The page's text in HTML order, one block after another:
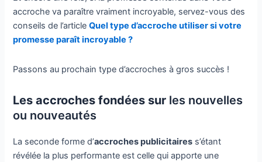
accroche va paraître vraiment incroyable, servez-vous des
conseils de l’articleQuel type d’accroche utiliser si votre
promesse paraît incroyable ?
Passons au prochain type d’accroches à gros succès !
Les accroches fondées sur les nouvelles
ou nouveautés
La seconde forme d’accroches publicitaires s’étant
révélée la plus performante est celle qui apporte une